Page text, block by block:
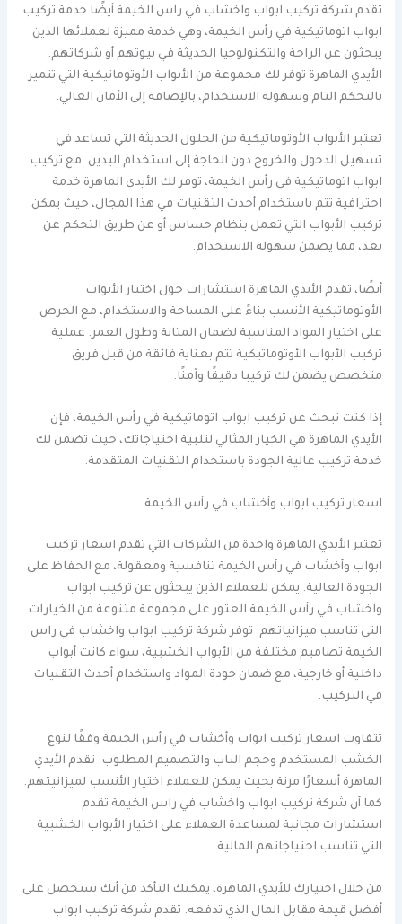
تقدم شركة تركيب ابواب واخشاب في راس الخيمة أيضًا خدمة تركيب
ابواب اتوماتيكية في رأس الخيمة، وهي خدمة مميزة لعملائها الذين
يبحثون عن الراحة والتكنولوجيا الحديثة في بيوتهم أو شركاتهم.
الأيدي الماهرة توفر لك مجموعة من الأبواب الأوتوماتيكية التي تتميز
بالتحكم التام وسهولة الاستخدام، بالإضافة إلى الأمان العالي.
تعتبر الأبواب الأوتوماتيكية من الحلول الحديثة التي تساعد في
تسهيل الدخول والخروج دون الحاجة إلى استخدام اليدين. مع تركيب
ابواب اتوماتيكية في رأس الخيمة، توفر لك الأيدي الماهرة خدمة
احترافية تتم باستخدام أحدث التقنيات في هذا المجال، حيث يمكن
تركيب الأبواب التي تعمل بنظام حساس أو عن طريق التحكم عن
بعد، مما يضمن سهولة الاستخدام.
أيضًا، تقدم الأيدي الماهرة استشارات حول اختيار الأبواب
الأوتوماتيكية الأنسب بناءً على المساحة والاستخدام، مع الحرص
على اختيار المواد المناسبة لضمان المتانة وطول العمر. عملية
تركيب الأبواب الأوتوماتيكية تتم بعناية فائقة من قبل فريق
متخصص يضمن لك تركيبا دقيقًا وآمنًا.
إذا كنت تبحث عن تركيب ابواب اتوماتيكية في رأس الخيمة، فإن
الأيدي الماهرة هي الخيار المثالي لتلبية احتياجاتك، حيث تضمن لك
خدمة تركيب عالية الجودة باستخدام التقنيات المتقدمة.
اسعار تركيب ابواب وأخشاب في رأس الخيمة
تعتبر الأيدي الماهرة واحدة من الشركات التي تقدم اسعار تركيب
ابواب وأخشاب في رأس الخيمة تنافسية ومعقولة، مع الحفاظ على
الجودة العالية. يمكن للعملاء الذين يبحثون عن تركيب ابواب
واخشاب في رأس الخيمة العثور على مجموعة متنوعة من الخيارات
التي تناسب ميزانياتهم. توفر شركة تركيب ابواب واخشاب في راس
الخيمة تصاميم مختلفة من الأبواب الخشبية، سواء كانت أبواب
داخلية أو خارجية، مع ضمان جودة المواد واستخدام أحدث التقنيات
في التركيب.
تتفاوت اسعار تركيب ابواب وأخشاب في رأس الخيمة وفقًا لنوع
الخشب المستخدم وحجم الباب والتصميم المطلوب. تقدم الأيدي
الماهرة أسعارًا مرنة بحيث يمكن للعملاء اختيار الأنسب لميزانيتهم.
كما أن شركة تركيب ابواب واخشاب في راس الخيمة تقدم
استشارات مجانية لمساعدة العملاء على اختيار الأبواب الخشبية
التي تناسب احتياجاتهم المالية.
من خلال اختيارك للأيدي الماهرة، يمكنك التأكد من أنك ستحصل على
أفضل قيمة مقابل المال الذي تدفعه. تقدم شركة تركيب ابواب